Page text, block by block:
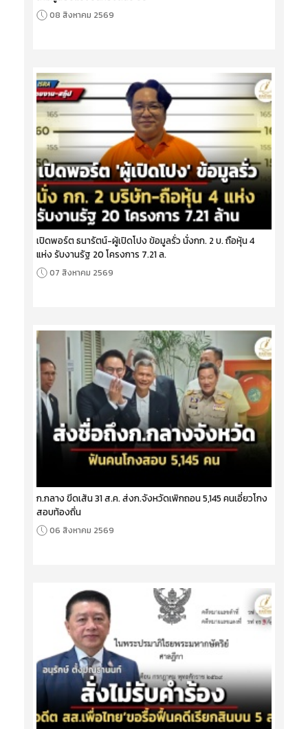
08 สิงหาคม 2569
เปิดพอร์ต ธนารัตน์-ผู้เปิดโปง ข้อมูลรั่ว นั่งกก. 2 บ. ถือหุ้น 4
แห่ง รับงานรัฐ 20 โครงการ 7.21 ล.
07 สิงหาคม 2569
ก.กลาง ขีดเส้น 31 ส.ค. ส่งก.จังหวัดเพิกถอน 5,145 คนเอี่ยวโกง
สอบท้องถิ่น
06 สิงหาคม 2569